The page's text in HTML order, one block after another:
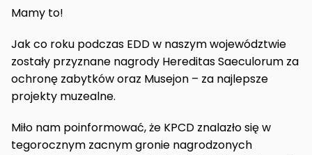
Mamy to!
Jak co roku podczas EDD w naszym województwie
zostały przyznane nagrody Hereditas Saeculorum za
ochronę zabytków oraz Musejon – za najlepsze
projekty muzealne.
Miło nam poinformować, że KPCD znalazło się w
tegorocznym zacnym gronie nagrodzonych